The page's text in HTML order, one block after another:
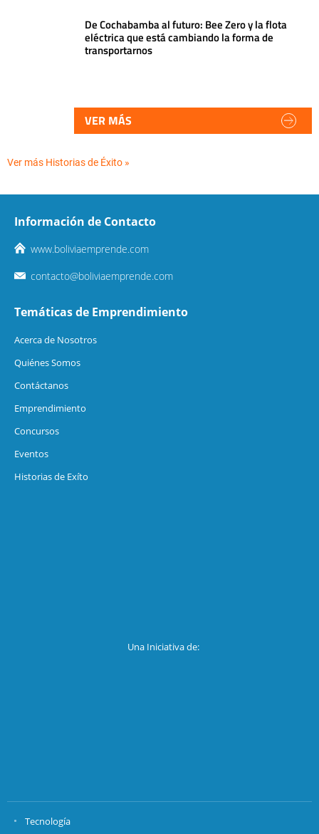
De Cochabamba al futuro: Bee Zero y la flota
eléctrica que está cambiando la forma de
transportarnos
VER MÁS
Ver más Historias de Éxito »
Información de Contacto
www.boliviaemprende.com
contacto@boliviaemprende.com
Temáticas de Emprendimiento
Acerca de Nosotros
Quiénes Somos
Contáctanos
Emprendimiento
Concursos
Eventos
Historias de Exíto
Una Iniciativa de:
Tecnología